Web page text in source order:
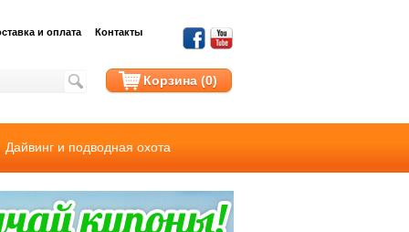
Корзина (0)
и оплата Контакты
Дайвинг и подводная охота